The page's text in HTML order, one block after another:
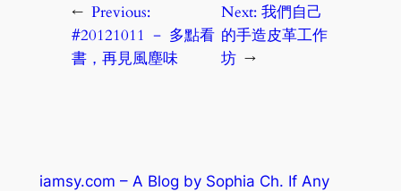
← Previous:
#20121011 － 多點看
書，再見風塵味
Next: 我們自己
的手造皮革工作
坊 →
iamsy.com – A Blog by Sophia Ch. If Any